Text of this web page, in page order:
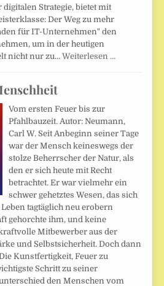
Strategie, bietet mit
Der Weg zu mehr
für IT-Unternehmen" den
um in der heutigen
nicht nur zu…Weiterlesen …
Vom ersten Feuer bis zur
Pfahlbauzeit. Autor: Neumann,
Carl W. Seit Anbeginn seiner Tage
war der Mensch keineswegs der
stolze Beherrscher der Natur, als
den er sich heute mit Recht
betrachtet. Er war vielmehr ein
schwer gehetztes Wesen, das sich
tagtäglich neu erobern
gehorchte ihm, und keine
Mitbewerber aus der
und Selbstsicherheit. Doch dann
Kunstfertigkeit, Feuer zu
Schritt zu seiner
den Menschen vom